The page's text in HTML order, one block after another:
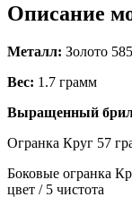
Описание
Металл: Золото
Вес: 1.7 грамм
Выращенный
Огранка Круг 57
Боковые огранка
цвет / 5 чистота